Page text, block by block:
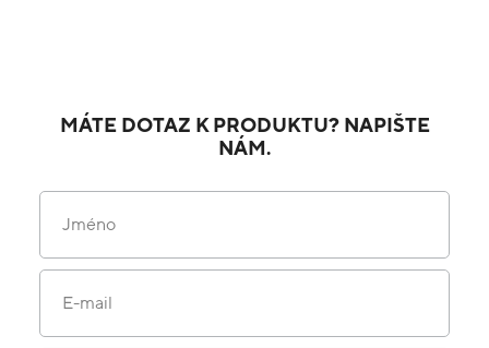
MÁTE DOTAZ K PRODUKTU? NAPIŠTE
NÁM.
Jméno
E-mail